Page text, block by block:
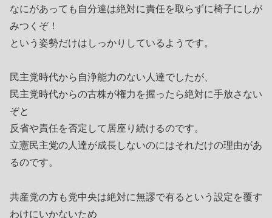
なにがあっても自分達は絶対に責任を取らずに椅子にしが
みつくぞ！
という姿勢だけはしっかりしているようです。
民主党時代から自浄能力のない人達でしたが、
民主党時代からの古株が権力を握ったら絶対に手放さない
ぞと
反省や責任を否定して居座り続けるのです。
立憲民主党の人達が成長しないのにはそれだけの理由があ
るのです。
共産党の方も党中央は絶対に無謬で有るという設定を覆す
わけにいかないため